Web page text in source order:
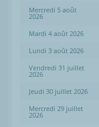
Mercredi 5 août
2026
Mardi 4 août 2026
Lundi 3 août 2026
Vendredi 31 juillet
2026
Jeudi 30 juillet 2026
Mercredi 29 juillet
2026